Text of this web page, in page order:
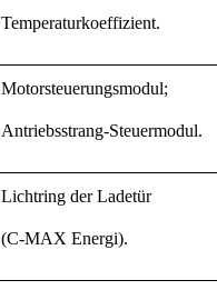
Temperaturkoeffizient.
Motorsteuerungsmodul;
Antriebsstrang-Steuermodul.
Lichtring der Ladetür
(C-MAX Energi).